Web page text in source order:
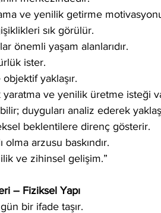
ve yenilik getirme
sık görülür.
önemli yaşam alanlarıdır.
ister.
yaklaşır.
ve yenilik üretme isteği
duyguları analiz ederek
beklentilere direnç gösterir.
arzusu baskındır.
ve zihinsel gelişim.”
– Fiziksel Yapı
bir ifade taşır.